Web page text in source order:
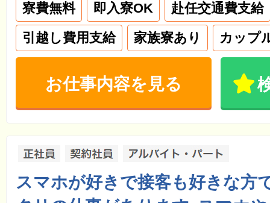
寮費無料 即入寮OK
赴任交通費支給
引越し費用支給
家族寮あり カップ
お仕事内容を見る
スマホが好きで接客も好きな方